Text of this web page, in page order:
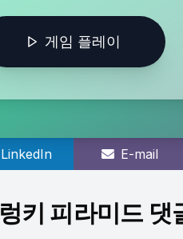
게임 플레이
LinkedIn E-mail
키 피라미드 댓